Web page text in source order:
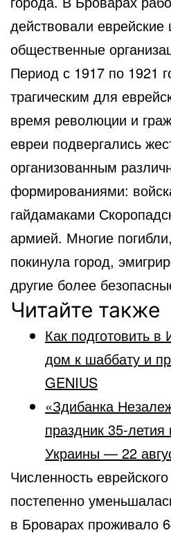
действовали
общественные
Период с 1917 по 1921
трагическим для
время революции и
евреи подвергались
организованным
формированиями:
гайдамаками
армией. Многие
покинула город,
другие более
Читайте также
Как подготовить
дом к шаббату и
GENIUS
«Здибанка
праздник 35-летия
Украины — 22
Численность
постепенно
в Броварах проживало